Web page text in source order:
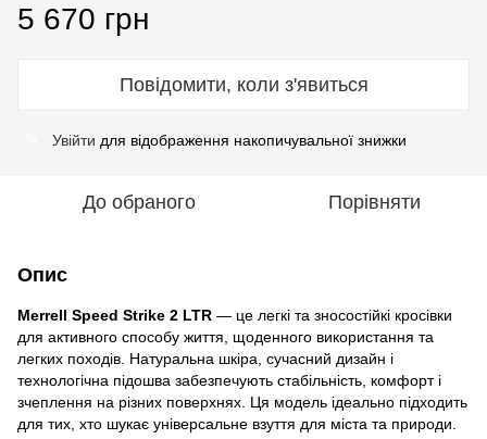
5 670 грн
Повідомити, коли з'явиться
Увійти для відображення накопичувальної знижки
До обраного Порівняти
Опис
Merrell Speed Strike 2 LTR — це легкі та зносостійкі кросівки
для активного способу життя, щоденного використання та
легких походів. Натуральна шкіра, сучасний дизайн і
технологічна підошва забезпечують стабільність, комфорт і
зчеплення на різних поверхнях. Ця модель ідеально підходить
для тих, хто шукає універсальне взуття для міста та природи.